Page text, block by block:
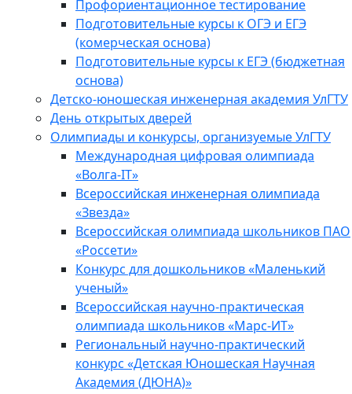
Профориентационное тестирование
Подготовительные курсы к ОГЭ и ЕГЭ
(комерческая основа)
Подготовительные курсы к ЕГЭ (бюджетная
основа)
Детско-юношеская инженерная академия УлГТУ
День открытых дверей
Олимпиады и конкурсы, организуемые УлГТУ
Международная цифровая олимпиада
«Волга-IT»
Всероссийская инженерная олимпиада
«Звезда»
Всероссийская олимпиада школьников ПАО
«Россети»
Конкурс для дошкольников «Маленький
ученый»
Всероссийская научно-практическая
олимпиада школьников «Марс-ИТ»
Региональный научно-практический
конкурс «Детская Юношеская Научная
Академия (ДЮНА)»